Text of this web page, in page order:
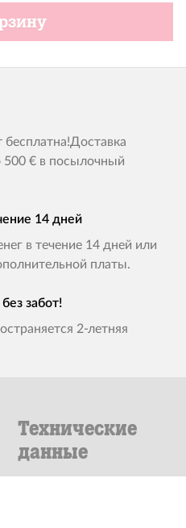
500 € в посылочный
14 дней
в течение 14 дней или
платы.
забот!
2-летняя
Технические
данные